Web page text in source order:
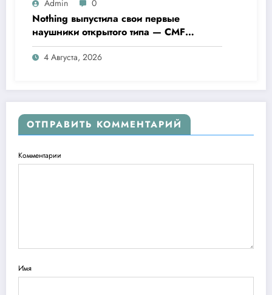
Admin 0
Nothing выпустила свои первые
наушники открытого типа — CMF
Clip Pro
4 Августа, 2026
ОТПРАВИТЬ КОММЕНТАРИЙ
Комментарии
Имя